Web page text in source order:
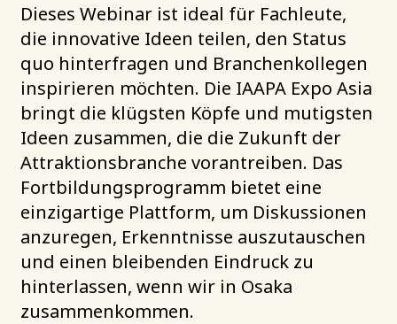
Dieses Webinar ist ideal für Fachleute,
die innovative Ideen teilen, den Status
quo hinterfragen und Branchenkollegen
inspirieren möchten. Die IAAPA Expo Asia
bringt die klügsten Köpfe und mutigsten
Ideen zusammen, die die Zukunft der
Attraktionsbranche vorantreiben. Das
Fortbildungsprogramm bietet eine
einzigartige Plattform, um Diskussionen
anzuregen, Erkenntnisse auszutauschen
und einen bleibenden Eindruck zu
hinterlassen, wenn wir in Osaka
zusammenkommen.